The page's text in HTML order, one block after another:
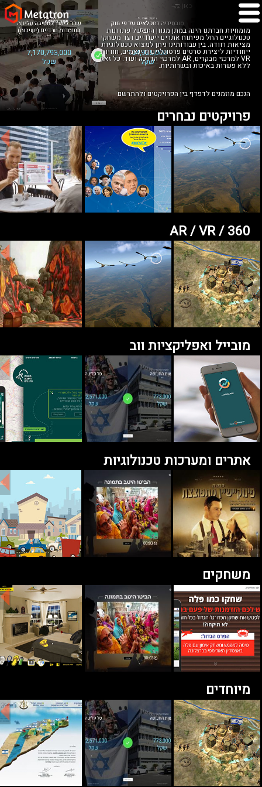
מומחיות חברתנו הינה במתן מגוון רחב של פתרונות
טכנולוגיים החל מפיתוח אתרים ייעודיים ועד משחקי
מציאות רוודה. בין עבודותינו ניתן למצוא טכנולוגיות
ייחודיות ליצירת סרטים פרסונליים ודינאמים, חוויות
VR למרכזי מבקרים, AR למרכזי הדרכה ועוד. כל זאת
ללא פשרות באיכות ובשרותיות.
הנכם מוזמנים לדפדף בין הפרויקטים ולהתרשם
פרויקטים נבחרים
AR / VR / 360
מובייל ואפליקציות ווב
אתרים ומערכות טכנולוגיות
משחקים
מיוחדים